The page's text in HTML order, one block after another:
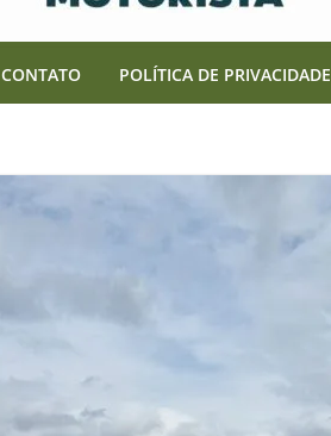
CONTATO POLÍTICA DE PRIVACIDADE